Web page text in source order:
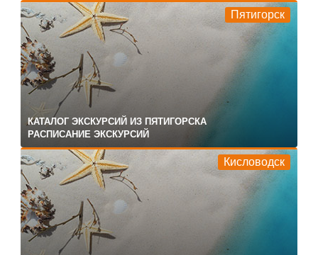
Пятигорск
КАТАЛОГ ЭКСКУРСИЙ ИЗ ПЯТИГОРСКА
РАСПИСАНИЕ ЭКСКУРСИЙ
Кисловодск